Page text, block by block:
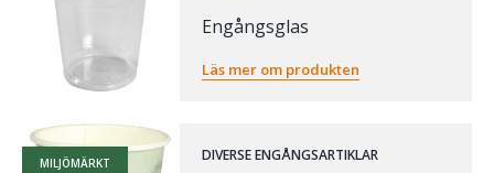
Engångsglas
Läs mer om produkten
MILJÖMÄRKT DIVERSE ENGÅNGSARTIKLAR